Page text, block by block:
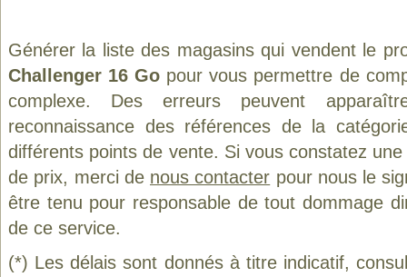
Générer la liste des magasins qui vendent le
Challenger 16 Go pour vous permettre de
complexe. Des erreurs peuvent
reconnaissance des références de la
différents points de vente. Si vous constatez
de prix, merci de nous contacter pour nous le
être tenu pour responsable de tout dommage
de ce service.
(*) Les délais sont donnés à titre indicatif,